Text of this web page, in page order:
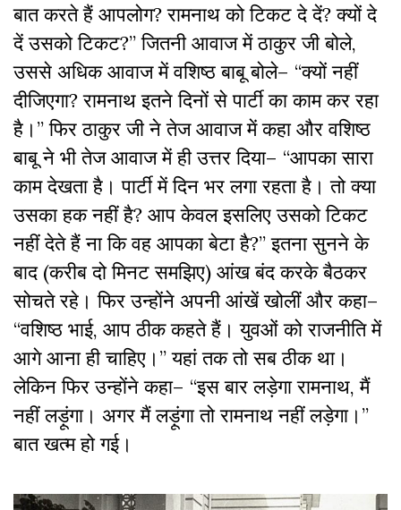
बात करते हैं आपलोग? रामनाथ को टिकट दे दें? क्यों दे
दें उसको टिकट?” जितनी आवाज में ठाकुर जी बोले,
उससे अधिक आवाज में वशिष्ठ बाबू बोले– “क्यों नहीं
दीजिएगा? रामनाथ इतने दिनों से पार्टी का काम कर रहा
है।” फिर ठाकुर जी ने तेज आवाज में कहा और वशिष्ठ
बाबू ने भी तेज आवाज में ही उत्तर दिया– “आपका सारा
काम देखता है। पार्टी में दिन भर लगा रहता है। तो क्या
उसका हक नहीं है? आप केवल इसलिए उसको टिकट
नहीं देते हैं ना कि वह आपका बेटा है?” इतना सुनने के
बाद (करीब दो मिनट समझिए) आंख बंद करके बैठकर
सोचते रहे। फिर उन्होंने अपनी आंखें खोलीं और कहा–
“वशिष्ठ भाई, आप ठीक कहते हैं। युवओं को राजनीति में
आगे आना ही चाहिए।” यहां तक तो सब ठीक था।
लेकिन फिर उन्होंने कहा– “इस बार लड़ेगा रामनाथ, मैं
नहीं लड़ूंगा। अगर मैं लड़ूंगा तो रामनाथ नहीं लड़ेगा।”
बात खत्म हो गई।